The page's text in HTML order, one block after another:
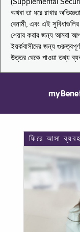
(Supplemental
অথবা তা ধরে রাখার
বেনামী, এবং এই
শেয়ার করার জন্য আমরা
ইয়র্কবাসীদের জন্য
উত্তর থেকে পাওয়া তথ্য
ফিরে আসা